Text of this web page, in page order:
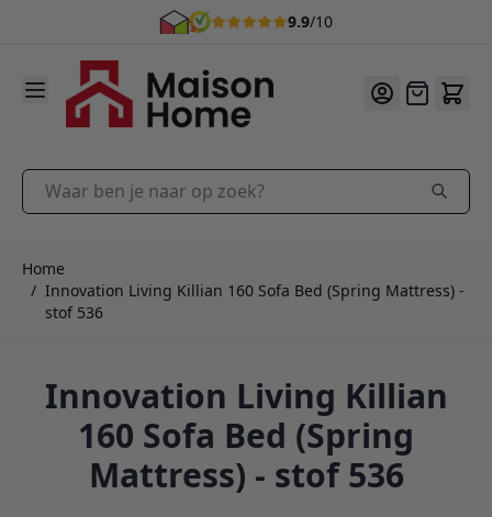
9.9/10
Ga naar de inhoud
Offerte
Waar ben je naar op zoek?
Home
/ Innovation Living Killian 160 Sofa Bed (Spring Mattress) -
stof 536
Innovation Living Killian
160 Sofa Bed (Spring
Mattress) - stof 536